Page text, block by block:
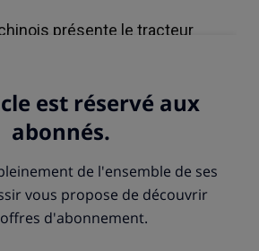
présente le tracteur